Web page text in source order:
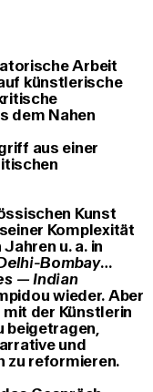
Arbeit
künstlerische
dem Nahen
aus einer
Kunst
Komplexität
u. a. in
Bombay…
— Indian
wieder. Aber
mit der Künstlerin
beigetragen,
und
zu reformieren.